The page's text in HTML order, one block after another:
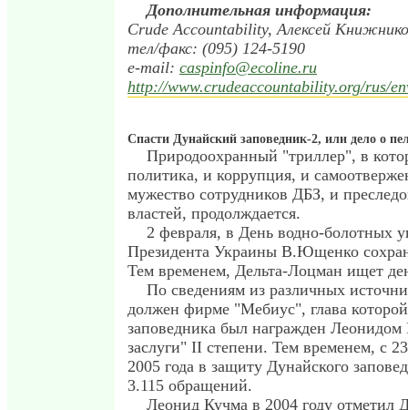
Дополнительная информация:
Crude Accountability, Алексей
тел/факс: (095) 124-5190
e-mail: caspinfo@ecoline.ru
http://www.crudeaccountability.org/rus/
Спасти Дунайский заповедник-2, или дело о
Природоохранный "триллер", в
политика, и коррупция, и
мужество сотрудников ДБЗ, и
властей, продолждается.
2 февраля, в День водно-болотных
Президента Украины В.Ющенко
Тем временем, Дельта-Лоцман ищет
По сведениям из различных
должен фирме "Мебиус", глава
заповедника был награжден
заслуги" II степени. Тем временем, с
2005 года в защиту Дунайского
3.115 обращений.
Леонид Кучма в 2004 году отметил